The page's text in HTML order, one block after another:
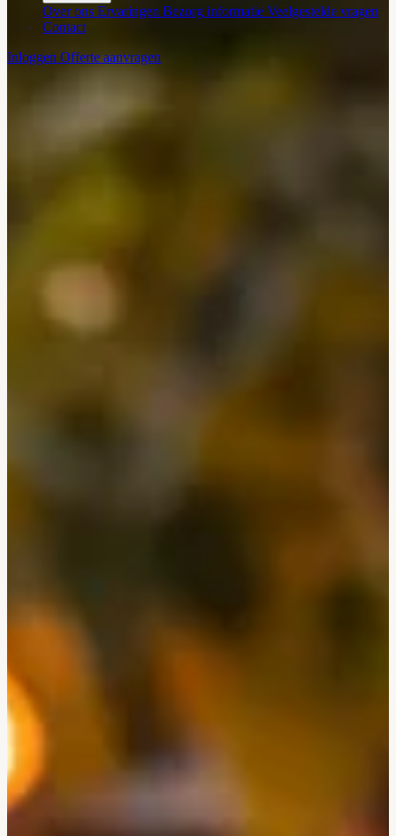
Over ons Ervaringen Bezorg informatie Veelgestelde vragen
Contact
Inloggen Offerte aanvragen